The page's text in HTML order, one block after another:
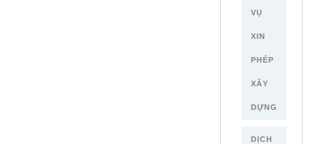
VỤ
XIN
PHÉP
XÂY
DỰNG
DỊCH